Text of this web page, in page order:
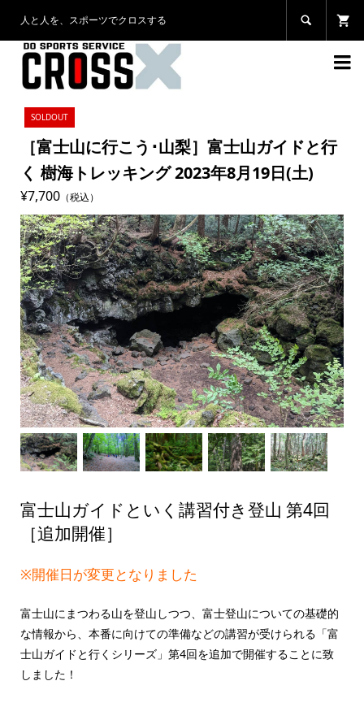
人と人を、スポーツでクロスする 

SOLDOUT
［富士山に行こう･山梨］富士山ガイドと行
く 樹海トレッキング 2023年8月19日(土)
¥7,700（税込）
富士山ガイドといく講習付き登山 第4回
［追加開催］
※開催日が変更となりました
富士山にまつわる山を登山しつつ、富士登山についての基礎的
な情報から、本番に向けての準備などの講習が受けられる「富
士山ガイドと行くシリーズ」第4回を追加で開催することに致
しました！